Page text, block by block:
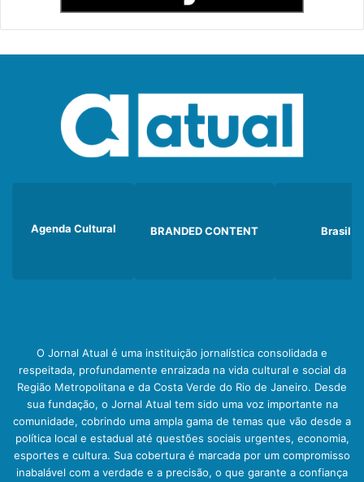
Agenda Cultural BRANDED CONTENT Brasil
O Jornal Atual é uma instituição jornalística consolidada e
respeitada, profundamente enraizada na vida cultural e social da
Região Metropolitana e da Costa Verde do Rio de Janeiro. Desde
sua fundação, o Jornal Atual tem sido uma voz importante na
comunidade, cobrindo uma ampla gama de temas que vão desde a
política local e estadual até questões sociais urgentes, economia,
esportes e cultura. Sua cobertura é marcada por um compromisso
inabalável com a verdade e a precisão, o que garante a confiança